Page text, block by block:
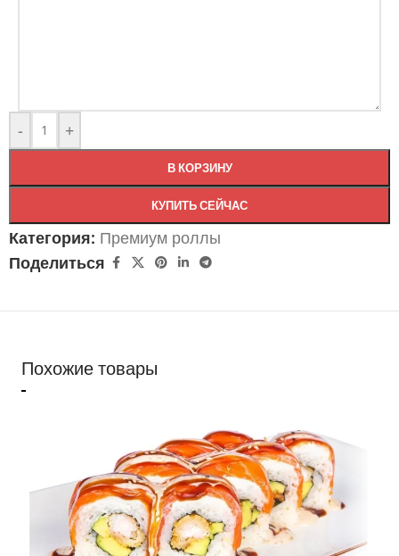
- +
В КОРЗИНУ
КУПИТЬ СЕЙЧАС
Категория: Премиум роллы
Поделиться
Похожие товары